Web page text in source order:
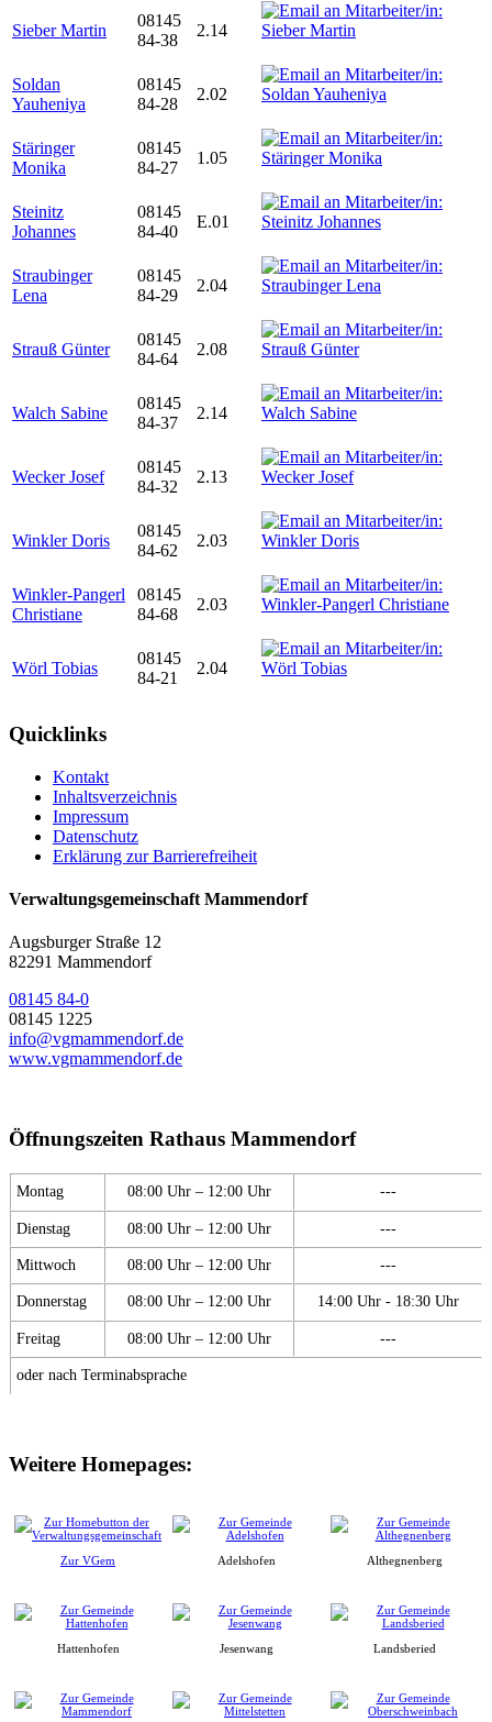
Sieber Martin
08145
84-38
2.14
Soldan
Yauheniya
08145
84-28
2.02
Stäringer
Monika
08145
84-27
1.05
Steinitz
Johannes
08145
84-40
E.01
Straubinger
Lena
08145
84-29
2.04
Strauß Günter
08145
84-64
2.08
Walch Sabine
08145
84-37
2.14
Wecker Josef
08145
84-32
2.13
Winkler Doris
08145
84-62
2.03
Winkler-Pangerl
Christiane
08145
84-68
2.03
Wörl Tobias
08145
84-21
2.04
Quicklinks
Kontakt
Inhaltsverzeichnis
Impressum
Datenschutz
Erklärung zur Barrierefreiheit
Verwaltungsgemeinschaft Mammendorf
Augsburger Straße 12
82291 Mammendorf
08145 84-0
08145 1225
info@vgmammendorf.de
www.vgmammendorf.de
Öffnungszeiten Rathaus Mammendorf
Montag 08:00 Uhr – 12:00 Uhr ---
Dienstag 08:00 Uhr – 12:00 Uhr ---
Mittwoch 08:00 Uhr – 12:00 Uhr ---
Donnerstag 08:00 Uhr – 12:00 Uhr 14:00 Uhr - 18:30 Uhr
Freitag 08:00 Uhr – 12:00 Uhr ---
oder nach Terminabsprache
Weitere Homepages:
Zur VGem Adelshofen Althegnenberg
Hattenhofen Jesenwang Landsberied